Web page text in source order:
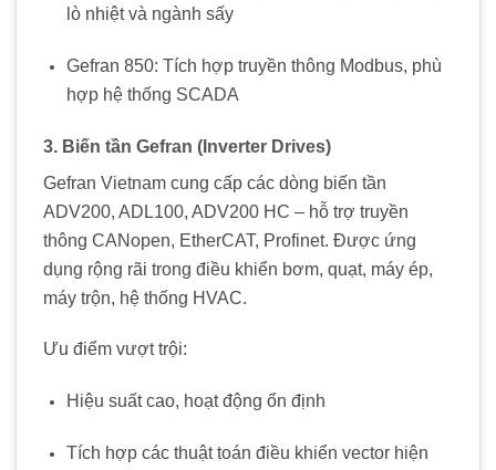
lò nhiệt và ngành sấy
Gefran 850: Tích hợp truyền thông Modbus, phù
hợp hệ thống SCADA
3. Biến tần Gefran (Inverter Drives)
Gefran Vietnam cung cấp các dòng biến tần
ADV200, ADL100, ADV200 HC – hỗ trợ truyền
thông CANopen, EtherCAT, Profinet. Được ứng
dụng rộng rãi trong điều khiển bơm, quạt, máy ép,
máy trộn, hệ thống HVAC.
Ưu điểm vượt trội:
Hiệu suất cao, hoạt động ổn định
Tích hợp các thuật toán điều khiển vector hiện